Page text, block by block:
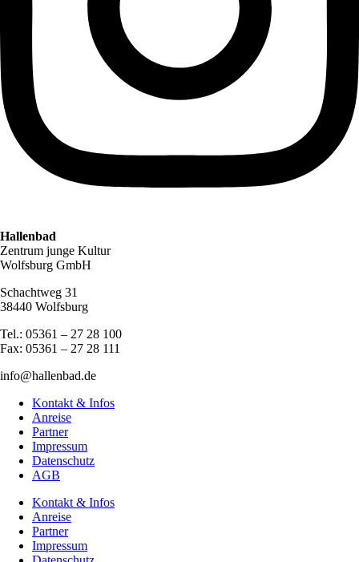
Hallenbad
Zentrum junge Kultur
Wolfsburg GmbH
Schachtweg 31
38440 Wolfsburg
Tel.: 05361 – 27 28 100
Fax: 05361 – 27 28 111
info@hallenbad.de
Kontakt & Infos
Anreise
Partner
Impressum
Datenschutz
AGB
Kontakt & Infos
Anreise
Partner
Impressum